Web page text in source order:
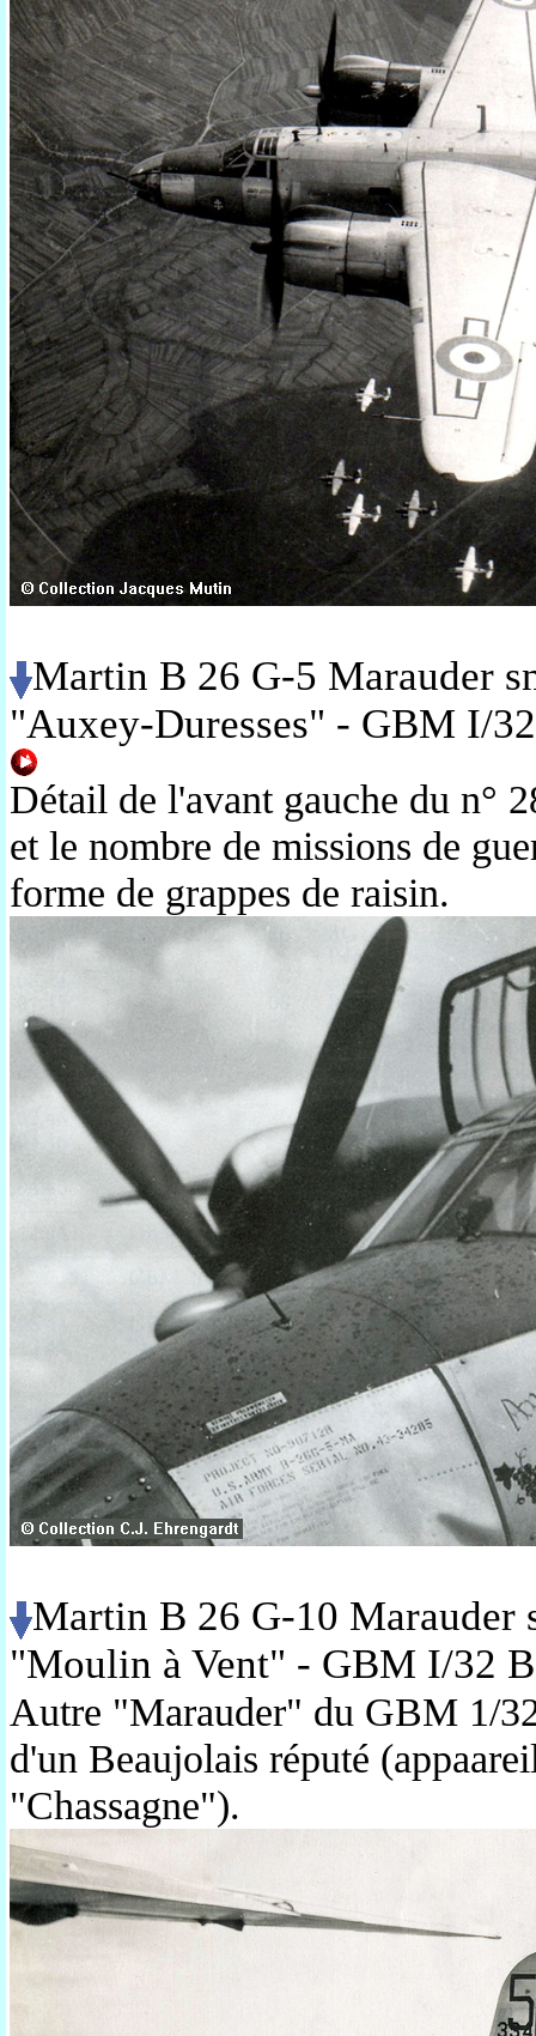
Martin B 26 G-5 Marauder
"Auxey-Duresses" - GBM I/
Détail de l'avant gauche du n°
et le nombre de missions de
forme de grappes de raisin.
Martin B 26 G-10 Marauder
"Moulin à Vent" - GBM I/32
Autre "Marauder" du GBM 1/
d'un Beaujolais réputé
"Chassagne").